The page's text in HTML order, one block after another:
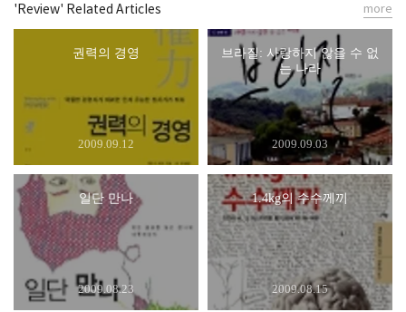
'Review' Related Articles
권력의 경영
2009.09.12
브라질: 사랑하지 않을 수 없
는 나라
2009.09.03
일단 만나
2009.08.23
1.4kg의 수수께끼
2009.08.15
more